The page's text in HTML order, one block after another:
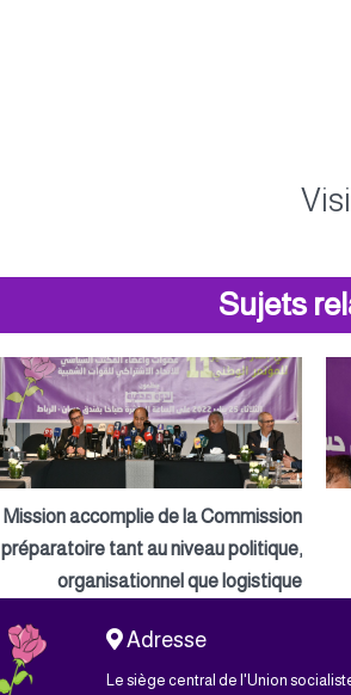
Sujets
Mission accomplie de la Commission
préparatoire tant au niveau politique,
organisationnel que logistique
Adresse
Le siège central de l'Union